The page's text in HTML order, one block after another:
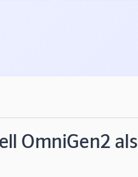
OmniGen2 als